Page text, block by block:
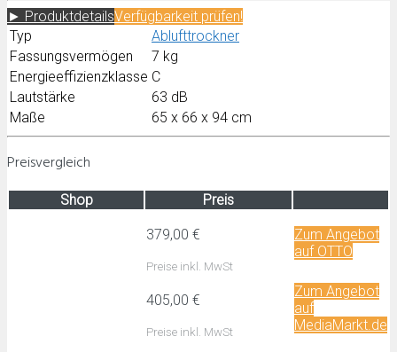
► ProduktdetailsVerfügbarkeit prüfen!
Typ
Ablufttrockner
Fassungsvermögen
7 kg
Energieeffizienzklasse C
Lautstärke
63 dB
Maße
65 x 66 x 94 cm
Preisvergleich
Shop Preis
379,00 €
Preise inkl. MwSt
Zum Angebot
auf OTTO
405,00 €
Preise inkl. MwSt
Zum Angebot
auf
MediaMarkt.de